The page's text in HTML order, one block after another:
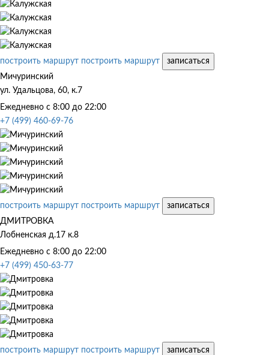
построить маршрут построить маршрут
записаться
Мичуринский
ул. Удальцова, 60, к.7
Ежедневно с 8:00 до 22:00
+7 (499) 460-69-76
построить маршрут построить маршрут
записаться
ДМИТРОВКА
Лобненская д.17 к.8
Ежедневно с 8:00 до 22:00
+7 (499) 450-63-77
построить маршрут построить маршрут
записаться